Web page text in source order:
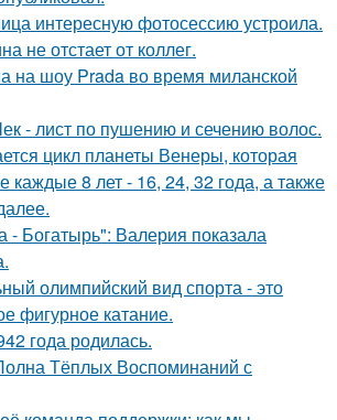
интересную фотосессию устроила.
не отстает от коллег.
на шоу Prada во время миланской
- лист по пушению и сечению волос.
цикл планеты Венеры, которая
каждые 8 лет - 16, 24, 32 года, а также
Богатырь": Валерия показала
олимпийский вид спорта - это
фигурное катание.
года родилась.
Тёплых Воспоминаний с